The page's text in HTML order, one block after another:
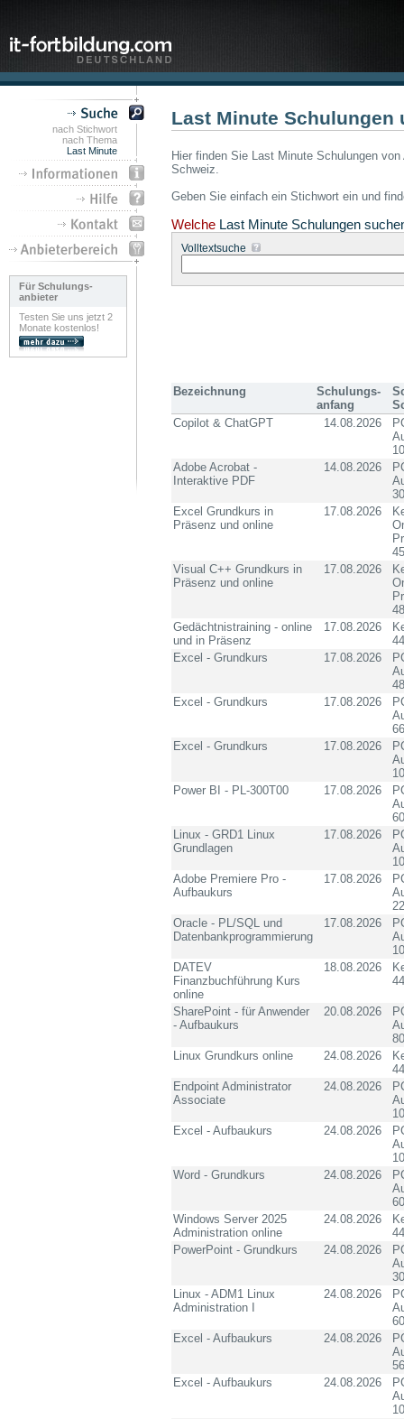
nach Stichwort
nach Thema
Last Minute
Für Schulungs-
anbieter
Testen Sie uns jetzt 2
Monate kostenlos!
Last Minute Schulungen
Hier finden Sie Last Minute Schulungen
Schweiz.
Geben Sie einfach ein Stichwort ein und
Welche Last Minute Schulungen
Volltextsuche
Bezeichnung
Schulungs-
anfang
Copilot & ChatGPT
14.08.2026
Adobe Acrobat -
Interaktive PDF
14.08.2026
Excel Grundkurs in
Präsenz und online
17.08.2026
Visual C++ Grundkurs in
Präsenz und online
17.08.2026
Gedächtnistraining - online
und in Präsenz
17.08.2026
Excel - Grundkurs
17.08.2026
Excel - Grundkurs
17.08.2026
Excel - Grundkurs
17.08.2026
Power BI - PL-300T00
17.08.2026
Linux - GRD1 Linux
Grundlagen
17.08.2026
Adobe Premiere Pro -
Aufbaukurs
17.08.2026
Oracle - PL/SQL und
Datenbankprogrammierung
17.08.2026
DATEV
Finanzbuchführung Kurs
online
18.08.2026
SharePoint - für Anwender
- Aufbaukurs
20.08.2026
Linux Grundkurs online
24.08.2026
Endpoint Administrator
Associate
24.08.2026
Excel - Aufbaukurs
24.08.2026
Word - Grundkurs
24.08.2026
Windows Server 2025
Administration online
24.08.2026
PowerPoint - Grundkurs
24.08.2026
Linux - ADM1 Linux
Administration I
24.08.2026
Excel - Aufbaukurs
24.08.2026
Excel - Aufbaukurs
24.08.2026